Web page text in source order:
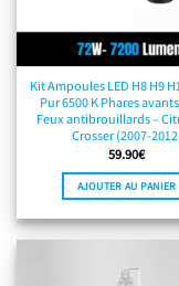
Kit Ampoules LED H8 H9
Pur 6500 K Phares
Feux antibrouillards –
Crosser (2007-
59.90€
AJOUTER AU PANIER